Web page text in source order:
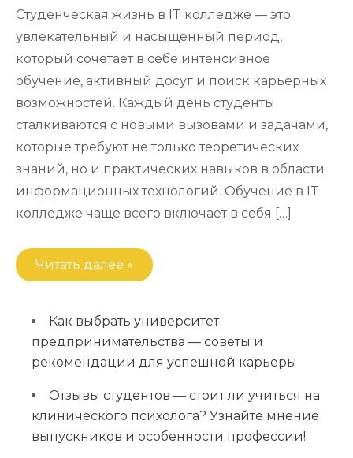
Студенческая жизнь в IT колледже — это
увлекательный и насыщенный период,
который сочетает в себе интенсивное
обучение, активный досуг и поиск карьерных
возможностей. Каждый день студенты
сталкиваются с новыми вызовами и задачами,
которые требуют не только теоретических
знаний, но и практических навыков в области
информационных технологий. Обучение в IT
колледже чаще всего включает в себя […]
Читать далее »
Как выбрать университет
предпринимательства — советы и
рекомендации для успешной карьеры
Отзывы студентов — стоит ли учиться на
клинического психолога? Узнайте мнение
выпускников и особенности профессии!